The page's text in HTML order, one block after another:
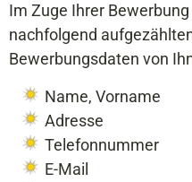
Im Zuge Ihrer
nachfolgend
Bewerbungsdaten von
Name, Vorname
Adresse
Telefonnummer
E-Mail